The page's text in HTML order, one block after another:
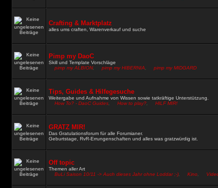
Crafting & Marktplatz
alles ums craften, Warenverkauf und suche
Pimp my DaoC
Skill und Template Vorschläge
pimp my ALBION, pimp my HIBERNIA pimp my MIDGARD
Tips, Guides & Hilfegesuche
Weitergabe und Aufnahme von Wissen sowie tatkräftige Unterstützung.
How To? - DaoC Guides
How to play? HILF MIR!
GRATZ MIR!
Das Gratulationsforum für alle Forumianer.
Geburtstage, RvR-Errungenschaften und alles was gratzwürdig ist.
Off topic
Themen aller Art
BuLi Saison 10/11 -> Auch dieses Jahr ohne Loddar ;-)
Kino